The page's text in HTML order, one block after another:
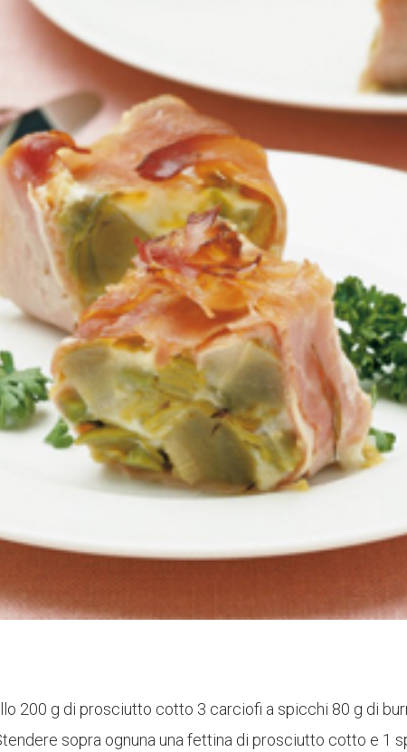
200 g di prosciutto cotto 3 carciofi a spicchi 80 g di
sopra ognuna una fettina di prosciutto cotto e 1